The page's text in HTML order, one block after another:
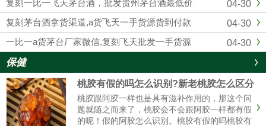
04-30
复刻一比一飞天茅台酒，批发贵州茅台酒最低价
04-30
复刻茅台酒拿货渠道,a货飞天一手货源货到付款
04-30
一比一a货茅台厂家微信,复刻飞天批发一手货源
保健
桃胶有假的吗怎么识别?新老桃胶怎么区分
桃胶跟阿胶一样也是具有滋补作用的，那这个问
题就随之而来了，桃胶会不会跟阿胶一样都有假
的呢！假的阿胶怎么识别。桃胶有假的吗桃胶有